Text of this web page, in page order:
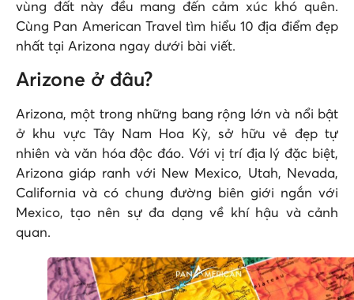
vùng đất này đều mang đến cảm xúc khó quên.
Cùng Pan American Travel tìm hiểu 10 địa điểm đẹp
nhất tại Arizona ngay dưới bài viết.
Arizone ở đâu?
Arizona, một trong những bang rộng lớn và nổi bật
ở khu vực Tây Nam Hoa Kỳ, sở hữu vẻ đẹp tự
nhiên và văn hóa độc đáo. Với vị trí địa lý đặc biệt,
Arizona giáp ranh với New Mexico, Utah, Nevada,
California và có chung đường biên giới ngắn với
Mexico, tạo nên sự đa dạng về khí hậu và cảnh
quan.